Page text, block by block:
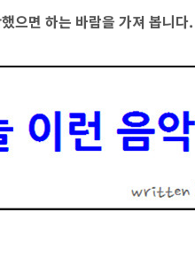
으면 하는 바람을 가져 봅니다.